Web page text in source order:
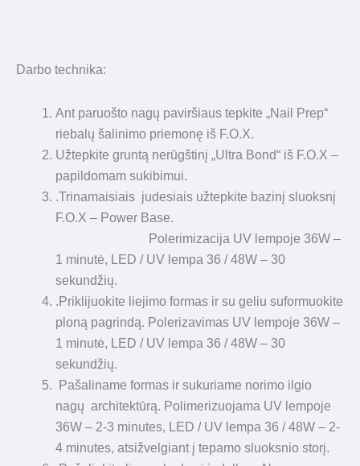
Darbo technika:
Ant paruošto nagų paviršiaus tepkite „Nail Prep“
riebalų šalinimo priemonę iš F.O.X.
Užtepkite gruntą nerūgštinį „Ultra Bond“ iš F.O.X –
papildomam sukibimui.
.Trinamaisiais judesiais užtepkite bazinį sluoksnį
F.O.X – Power Base.
Polerimizacija UV lempoje 36W –
1 minutė, LED / UV lempa 36 / 48W – 30
sekundžių.
.Priklijuokite liejimo formas ir su geliu suformuokite
ploną pagrindą. Polerizavimas UV lempoje 36W –
1 minutė, LED / UV lempa 36 / 48W – 30
sekundžių.
Pašaliname formas ir sukuriame norimo ilgio
nagų architektūrą. Polimerizuojama UV lempoje
36W – 2-3 minutes, LED / UV lempa 36 / 48W – 2-
4 minutes, atsižvelgiant į tepamo sluoksnio storį.